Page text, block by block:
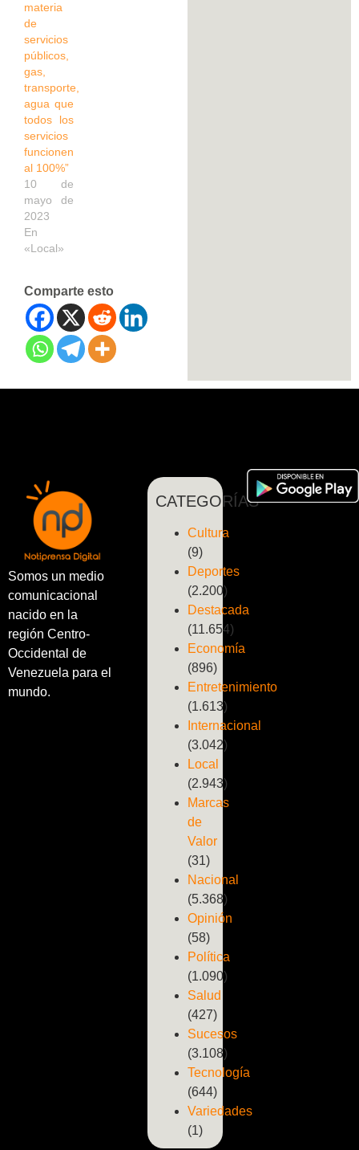
materia
de
servicios
públicos,
gas,
transporte,
agua que
todos los
servicios
funcionen
al 100%”
10 de
mayo de
2023
En
«Local»
Comparte esto
Somos un medio
comunicacional
nacido en la
región Centro-
Occidental de
Venezuela para el
mundo.
CATEGORÍAS
Cultura
(9)
Deportes
(2.200)
Destacada
(11.654)
Economía
(896)
Entretenimiento
(1.613)
Internacional
(3.042)
Local
(2.943)
Marcas
de
Valor
(31)
Nacional
(5.368)
Opinión
(58)
Política
(1.090)
Salud
(427)
Sucesos
(3.108)
Tecnología
(644)
Variedades
(1)